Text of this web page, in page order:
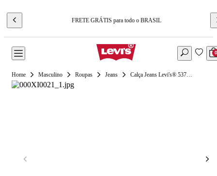
FRETE GRÁTIS para todo o BRASIL
0
Masculino Roupas Jeans Calça Jeans Levi's® 537® Western Bootcut Lavagem Escura